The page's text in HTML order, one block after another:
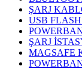
ŞARJ
USB
ŞARJ
MAGSAFE